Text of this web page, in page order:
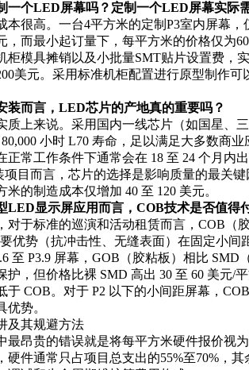
一个LED屏幕吗？定制一个LED屏幕实际
本很高。一台4平方米的定制P3室内屏幕，
，而最小起订量下，每平方米的价格仅为
柜模具摊销以及小批量SMT贴片设置费，
美元。采用标准机柜配置进行原型制作可
装而言，LED芯片的产地真的重要吗？
质上来说。采用国内一线芯片（如国星、
80,000 小时 L70 寿命，足以满足大多数商
正常工作条件下通常会在 18 至 24 个月内
项目而言，芯片的选择是影响质量的最关
米的制造成本仅增加 40 至 120 美元。
LED显示屏应用而言，COB技术是否值得
对于标准的巡演和活动租赁而言，COB（
优势（抗冲击性、无缝表面）在固定小间
至 P3.9 屏幕，GOB（胶粘板）相比 SMD
护，但价格比裸 SMD 高出 30 至 60 美元/
于 COB。对于 P2 以下的小间距屏幕，
优势。
及其规避方法
最昂贵的错误就是将每平方米硬件报价视
硬件通常只占项目总支出的55%至70%，